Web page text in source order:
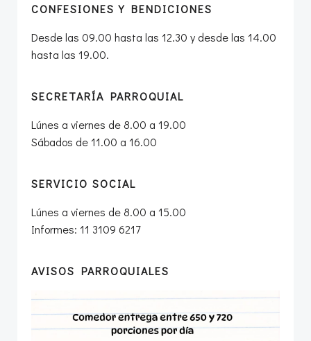
CONFESIONES Y BENDICIONES
Desde las 09.00 hasta las 12.30 y desde las 14.00
hasta las 19.00.
SECRETARÍA PARROQUIAL
Lúnes a viernes de 8.00 a 19.00
Sábados de 11.00 a 16.00
SERVICIO SOCIAL
Lúnes a viernes de 8.00 a 15.00
Informes: 11 3109 6217
AVISOS PARROQUIALES